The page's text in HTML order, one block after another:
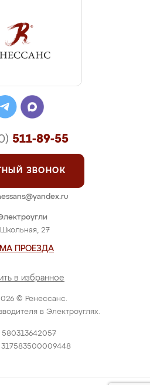
© Ренессанс.
в Электроуглях.
27
ПРОЕЗДА
в избранное
511-89-55
ЗВОНОК